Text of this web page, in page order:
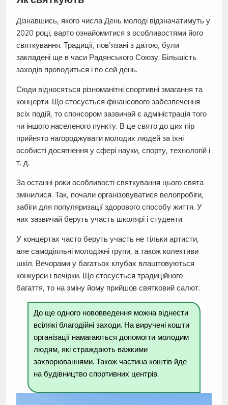
Дізнавшись, якого числа День молоді відзначатимуть у
2020 році, варто ознайомитися з особливостями його
святкування. Традиції, пов’язані з датою, були
закладені ще в часи Радянського Союзу. Більшість
заходів проводиться і по сей день.
Сюди відносяться різноманітні спортивні змагання та
концерти. Що стосується фінансового забезпечення
всіх подій, то спонсором зазвичай є адміністрація того
чи іншого населеного пункту. В це свято до цих пір
прийнято нагороджувати молодих людей за їхні
особисті досягнення у сфері науки, спорту, технологій і
т. д.
За останні роки особливості святкування цього свята
змінилися. Так, почали організовуватися велопробіги,
забіги для популяризації здорового способу життя. У
них зазвичай беруть участь школярі і студенти.
У концертах часто беруть участь не тільки артисти,
але самодіяльні молодіжні групи, а також колективи
шкіл. Вечорами у багатьох клубах влаштовуються
конкурси і вечірки. Що стосується традиційного
багаття, то на зміну йому прийшов святковий салют.
До ще одного нововведення можна віднести
всілякі благодійні заходи. На виручені кошти
організації намагаються допомогти молодим
людям, які страждають важкими
захворюваннями. Також частина коштів йде
на будівництво спортивних центрів.